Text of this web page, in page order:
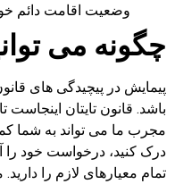
وضعیت اقامت دائم
چگونه می
پیمایش در پیچیدگی های
باشد. قانون تایتان
مجرب ما می تواند به شما
درک کنید، درخواست خود را
تمام معیارهای لازم را